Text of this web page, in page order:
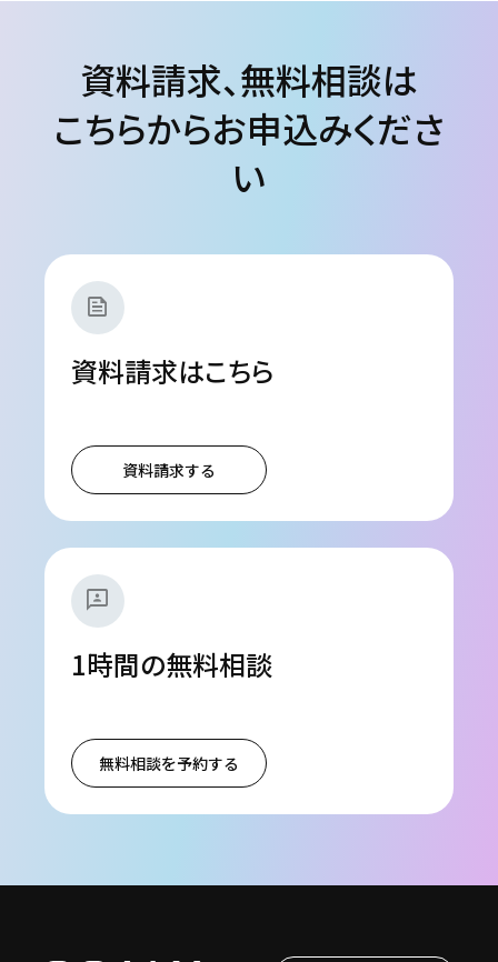
資料請求、無料相談は
こちらからお申込みくださ
い
news
資料請求はこちら
資料請求する
3p
1時間の無料相談
無料相談を予約する